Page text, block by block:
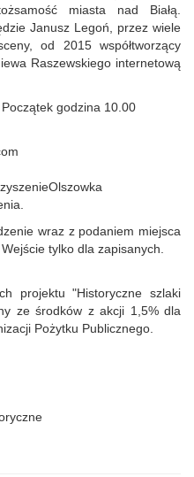
miasta nad Białą.
Janusz Legoń, przez wiele
od 2015 współtworzący
Raszewskiego internetową
godzina 10.00
wraz z podaniem miejsca
tylko dla zapisanych.
projektu "Historyczne szlaki
ze środków z akcji 1,5% dla
Pożytku Publicznego.